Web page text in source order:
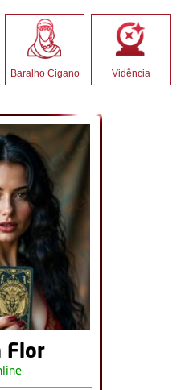
Baralho Cigano Vidência
Flor